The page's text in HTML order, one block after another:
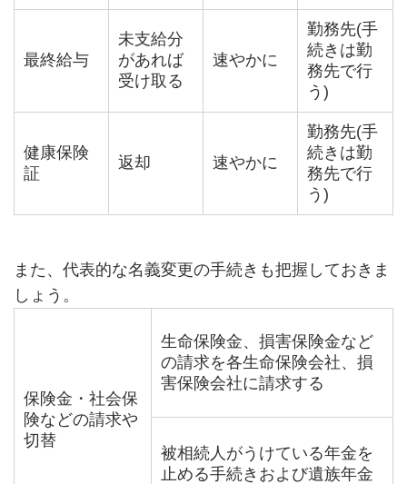
最終給与
未支給分
があれば
受け取る
速やかに
勤務先(手
続きは勤
務先で行
う)
健康保険
証
返却 速やかに
勤務先(手
続きは勤
務先で行
う)
また、代表的な名義変更の手続きも把握しておきま
しょう。
保険金・社会保
険などの請求や
切替
生命保険金、損害保険金など
の請求を各生命保険会社、損
害保険会社に請求する
被相続人がうけている年金を
止める手続きおよび遺族年金